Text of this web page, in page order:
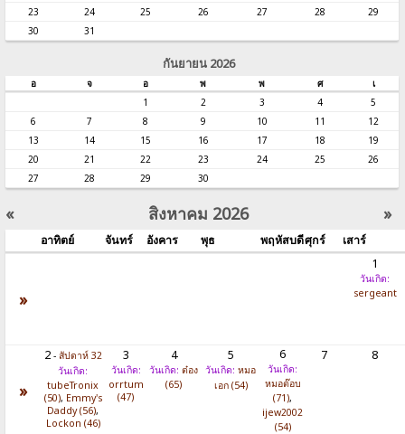
23
24 25 26 27 28
29
30
31
กันยายน 2026
อ จ อ พ พ ศ
เ
1
2 3 4
5
6
7 8 9 10 11
12
13
14 15 16 17 18
19
20
21 22 23 24 25
26
27
28 29 30
« »
สิงหาคม 2026
อาทิตย์ จันทร์ อังคาร พุธ พฤหัสบดีศุกร์ เสาร์
»
1
วันเกิด:
sergeant
»
2- สัปดาห์ 32
วันเกิด:
tubeTronix
(50), Emmy's
Daddy (56),
Lockon (46)
3
วันเกิด:
orrtum
(47)
4
วันเกิด: ต๋อง
(65)
5
วันเกิด: หมอ
เอก (54)
6
วันเกิด:
หมอต๊อบ
(71),
ijew2002
(54)
7 8